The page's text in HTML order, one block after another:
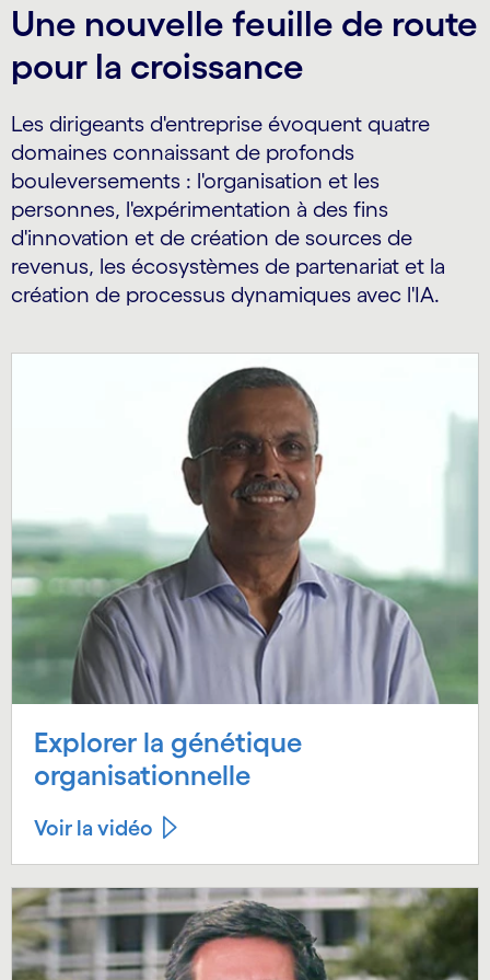
Une nouvelle feuille de route
pour la croissance
Les dirigeants d'entreprise évoquent quatre
domaines connaissant de profonds
bouleversements : l'organisation et les
personnes, l'expérimentation à des fins
d'innovation et de création de sources de
revenus, les écosystèmes de partenariat et la
création de processus dynamiques avec l'IA.
Explorer la génétique
organisationnelle
Voir la vidéo